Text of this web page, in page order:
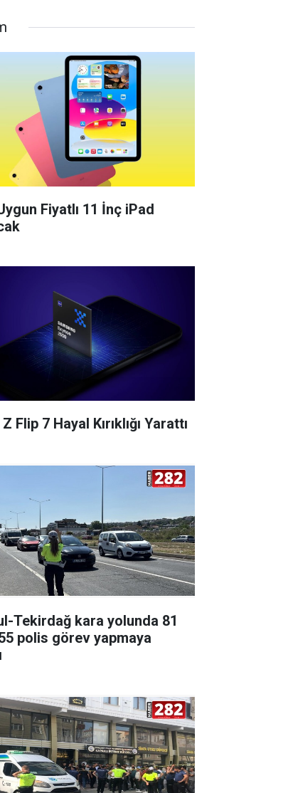
Fiyatlı 11 İnç iPad
Flip 7 Hayal Kırıklığı Yarattı
Tekirdağ kara yolunda 81
polis görev yapmaya